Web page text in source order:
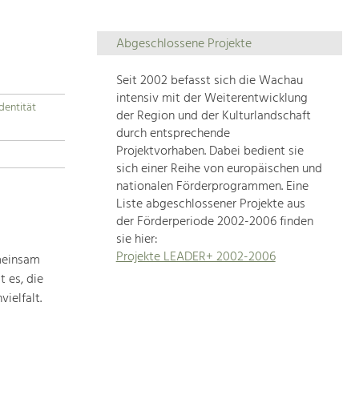
Themenübersicht
Die
Regionalentwicklung
in
unserer
Region
ist
sehr
vielfältig.
Deshalb
geben
wir
hier
es, die
Abgeschlossene Projekte
Seit 2002 befasst sich die Wachau
intensiv mit der Weiterentwicklung
der Region und der Kulturlandschaft
durch entsprechende
Projektvorhaben. Dabei bedient sie
sich einer Reihe von europäischen und
nationalen Förderprogrammen. Eine
Liste abgeschlossener Projekte aus
der Förderperiode 2002-2006 finden
sie hier:
Projekte LEADER+ 2002-2006